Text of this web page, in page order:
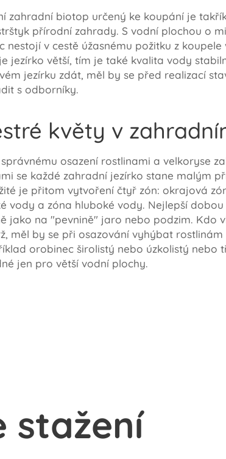
zahradní biotop určený ke koupání je
přírodní zahrady. S vodní plochou o
nestojí v cestě úžasnému požitku z
jezírko větší, tím je také kvalita vody
jezírku zdát, měl by se před realizací
s odborníky.
květy v
osazení rostlinami a velkoryse
se každé zahradní jezírko stane malým
je přitom vytvoření čtyř zón: okrajová
vody a zóna hluboké vody. Nejlepší
jako na "pevnině" jaro nebo podzim. Kdo
měl by se při osazování vyhýbat
orobinec širolistý nebo úzkolistý nebo
jen pro větší vodní plochy.
stažení